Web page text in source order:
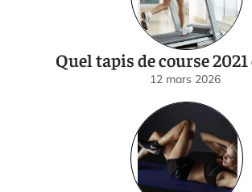
Quel tapis de course
12 mars 2026